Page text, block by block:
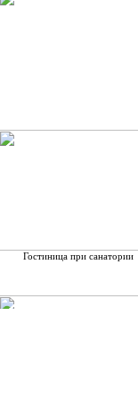
наличии симптомов
Гостиница при санатории